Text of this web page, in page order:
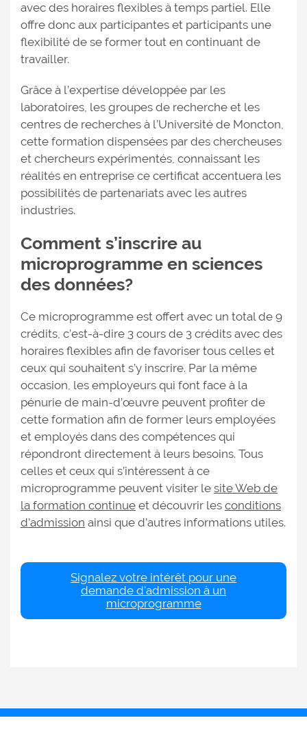
avec des horaires flexibles à temps partiel. Elle
offre donc aux participantes et participants une
flexibilité de se former tout en continuant de
travailler.
Grâce à l’expertise développée par les
laboratoires, les groupes de recherche et les
centres de recherches à l’Université de Moncton,
cette formation dispensées par des chercheuses
et chercheurs expérimentés, connaissant les
réalités en entreprise ce certificat accentuera les
possibilités de partenariats avec les autres
industries.
Comment s’inscrire au
microprogramme en sciences
des données?
Ce microprogramme est offert avec un total de 9
crédits, c’est-à-dire 3 cours de 3 crédits avec des
horaires flexibles afin de favoriser tous celles et
ceux qui souhaitent s’y inscrire. Par la même
occasion, les employeurs qui font face à la
pénurie de main-d’œuvre peuvent profiter de
cette formation afin de former leurs employées
et employés dans des compétences qui
répondront directement à leurs besoins. Tous
celles et ceux qui s’intéressent à ce
microprogramme peuvent visiter le site Web de
la formation continue et découvrir les conditions
d’admission ainsi que d’autres informations utiles.
Signalez votre intérêt pour une
demande d'admission à un
microprogramme